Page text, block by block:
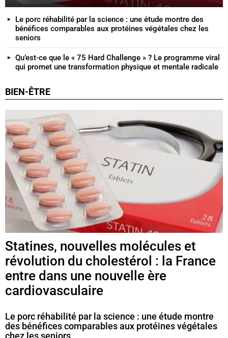
Le porc réhabilité par la science : une étude montre des
bénéfices comparables aux protéines végétales chez les
seniors
Qu’est-ce que le « 75 Hard Challenge » ? Le programme viral
qui promet une transformation physique et mentale radicale
BIEN-ÊTRE
Statines, nouvelles molécules et
révolution du cholestérol : la France
entre dans une nouvelle ère
cardiovasculaire
Le porc réhabilité par la science : une étude montre
des bénéfices comparables aux protéines végétales
chez les seniors